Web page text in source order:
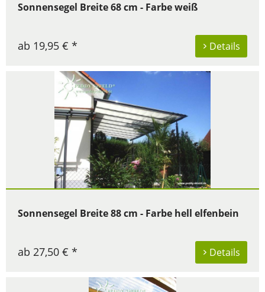
Sonnensegel Breite 68 cm - Farbe weiß
Details
ab 19,95 € *
Sonnensegel Breite 88 cm - Farbe hell elfenbein
Details
ab 27,50 € *